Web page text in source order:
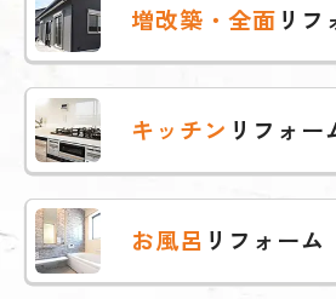
増改築・全面 リフ
キッチン リフォー
お風呂 リフォーム